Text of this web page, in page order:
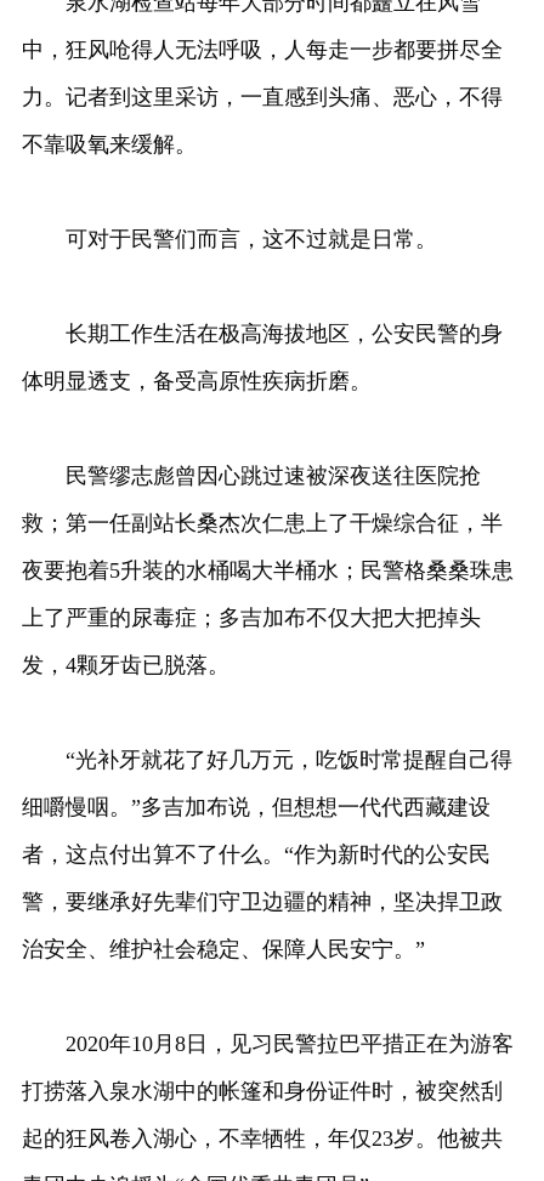
中，狂风呛得人无法呼吸，人每走一步都要拼尽全
力。记者到这里采访，一直感到头痛、恶心，不得
不靠吸氧来缓解。
可对于民警们而言，这不过就是日常。
长期工作生活在极高海拔地区，公安民警的身
体明显透支，备受高原性疾病折磨。
民警缪志彪曾因心跳过速被深夜送往医院抢
救；第一任副站长桑杰次仁患上了干燥综合征，半
夜要抱着5升装的水桶喝大半桶水；民警格桑桑珠患
上了严重的尿毒症；多吉加布不仅大把大把掉头
发，4颗牙齿已脱落。
“光补牙就花了好几万元，吃饭时常提醒自己得
细嚼慢咽。”多吉加布说，但想想一代代西藏建设
者，这点付出算不了什么。“作为新时代的公安民
警，要继承好先辈们守卫边疆的精神，坚决捍卫政
治安全、维护社会稳定、保障人民安宁。”
2020年10月8日，见习民警拉巴平措正在为游客
打捞落入泉水湖中的帐篷和身份证件时，被突然刮
起的狂风卷入湖心，不幸牺牲，年仅23岁。他被共